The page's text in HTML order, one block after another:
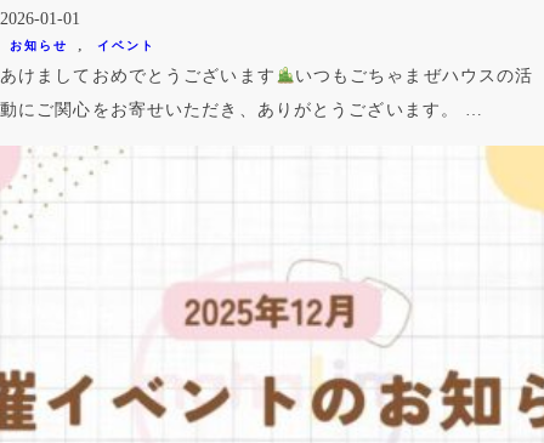
2026-01-01
お知らせ , イベント
あけましておめでとうございます
いつもごちゃまぜハウスの活
動にご関心をお寄せいただき、ありがとうございます。 …